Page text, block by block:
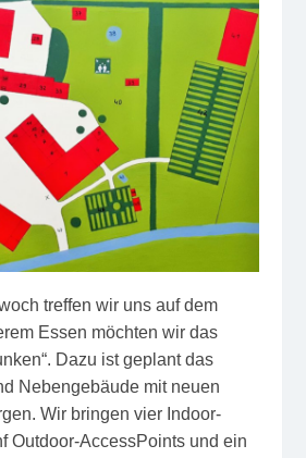
treffen wir uns auf dem
Essen möchten wir das
Dazu ist geplant das
Nebengebäude mit neuen
Wir bringen vier Indoor-
Outdoor-AccessPoints und ein